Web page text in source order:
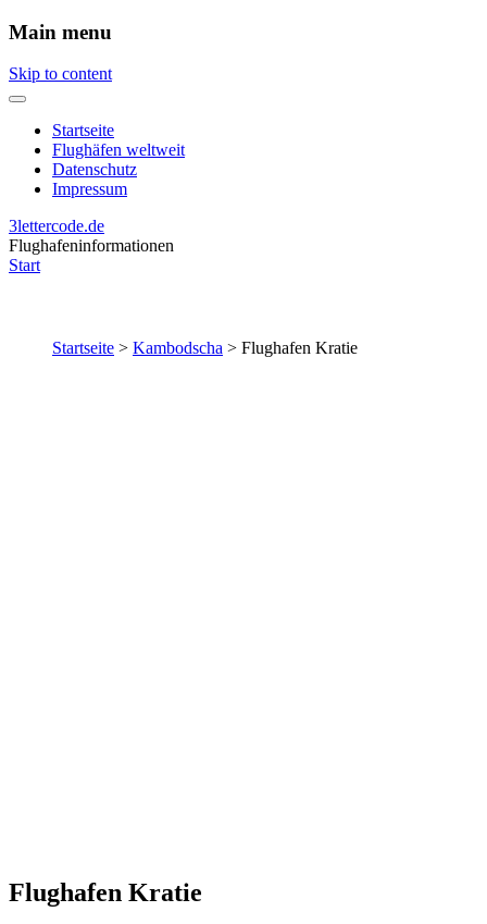
Main menu
Skip to content
Startseite
Flughäfen weltweit
Datenschutz
Impressum
3lettercode.de
Flughafeninformationen
Start
Startseite > Kambodscha > Flughafen Kratie
Flughafen Kratie